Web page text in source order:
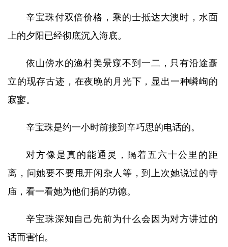
辛宝珠付双倍价格，乘的士抵达大澳时，水面
上的夕阳已经彻底沉入海底。
依山傍水的渔村美景窥不到一二，只有沿途矗
立的现存古迹，在夜晚的月光下，显出一种嶙峋的
寂寥。
辛宝珠是约一小时前接到辛巧思的电话的。
对方像是真的能通灵，隔着五六十公里的距
离，问她要不要甩开闲杂人等，到上次她说过的寺
庙，看一看她为他们捐的功德。
辛宝珠深知自己先前为什么会因为对方讲过的
话而害怕。